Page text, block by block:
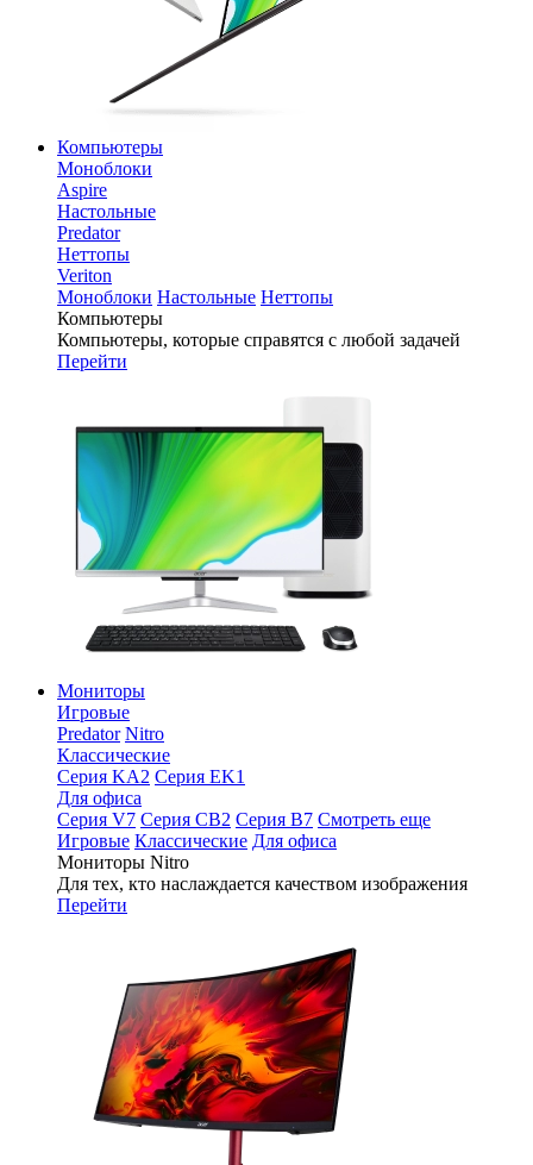
Компьютеры
Моноблоки
Aspire
Настольные
Predator
Неттопы
Veriton
Моноблоки Настольные Неттопы
Компьютеры
Компьютеры, которые справятся с любой задачей
Перейти
Мониторы
Игровые
Predator Nitro
Классические
Серия KA2 Серия EK1
Для офиса
Серия V7 Серия CB2 Серия B7 Смотреть еще
Игровые Классические Для офиса
Мониторы Nitro
Для тех, кто наслаждается качеством изображения
Перейти